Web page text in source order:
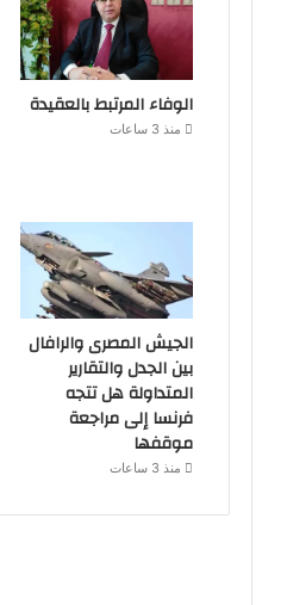
الوفاء المرتبط بالعقيدة
منذ 3 ساعات
الجيش المصرى والرافال
بين الجدل والتقارير
المتداولة هل تتجه
فرنسا إلى مراجعة
موقفها
منذ 3 ساعات